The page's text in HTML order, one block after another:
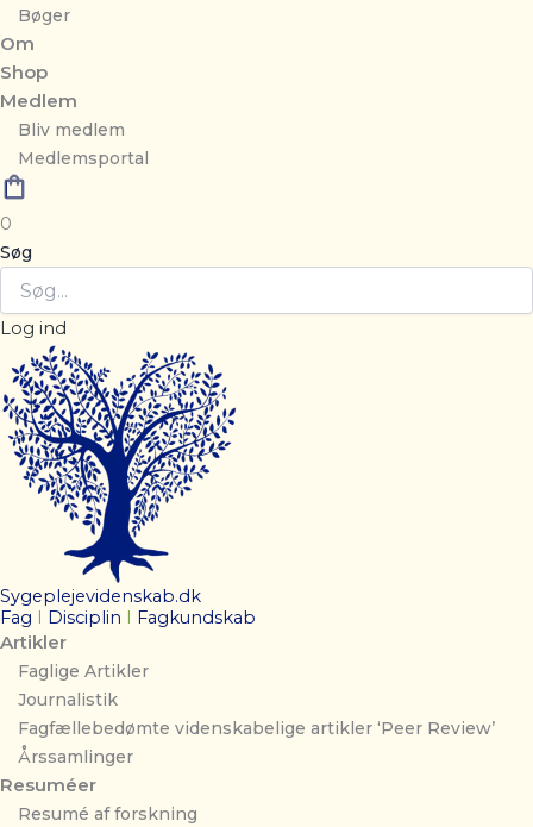
Bøger
Om
Shop
Medlem
Bliv medlem
Medlemsportal
0
Søg
Log ind
Sygeplejevidenskab.dk
Fag
Disciplin Fagkundskab
Artikler
Faglige Artikler
Journalistik
Fagfællebedømte videnskabelige artikler ‘Peer Review’
Årssamlinger
Resuméer
Resumé af forskning